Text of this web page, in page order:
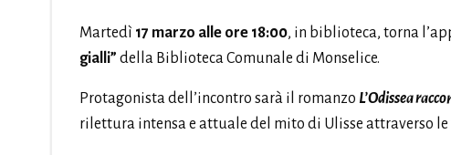
Martedì 17 marzo alle ore 18:00, in biblioteca, torna
gialli” della Biblioteca Comunale di Monselice.
Protagonista dell’incontro sarà il romanzo L’Odissea
rilettura intensa e attuale del mito di Ulisse attraverso